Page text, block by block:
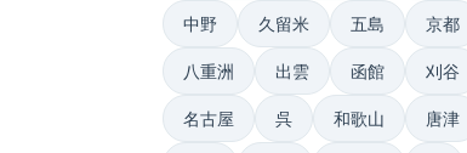
中野 久留米 五島 京都
八重洲 出雲 函館 刈谷
名古屋 呉 和歌山 唐津